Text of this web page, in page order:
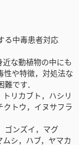
る中毒患者対応
な動植物の中にも
性や特徴，対処法な
です．
リカブト，ハシリ
クトウ，イヌサフラ
ゴンズイ，マグ
シ，ハブ，ヤマカ